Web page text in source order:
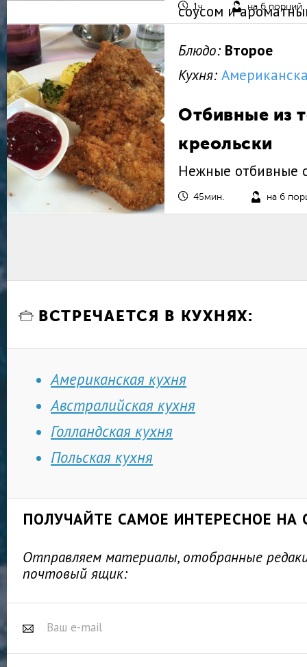
соусом и
1ч. на 6 порций
Блюдо: Второе
Кухня:
Отбивные из
креольски
Нежные отбивные
45мин. на 6
ВСТРЕЧАЕТСЯ В КУХНЯХ:
Американская кухня
Австралийская кухня
Голландская кухня
Польская кухня
ПОЛУЧАЙТЕ САМОЕ ИНТЕРЕСНОЕ НА
Отправляем материалы, отобранные
почтовый ящик: